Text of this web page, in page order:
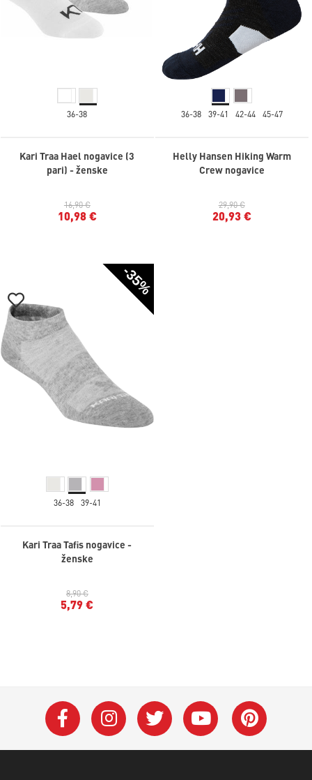
36-38
Kari Traa Hael nogavice (3
pari) - ženske
16,90 €
10,98 €
36-38 39-41 42-44 45-47
Helly Hansen Hiking Warm
Crew nogavice
29,90 €
20,93 €
-35%
36-38 39-41
Kari Traa Tafis nogavice -
ženske
8,90 €
5,79 €